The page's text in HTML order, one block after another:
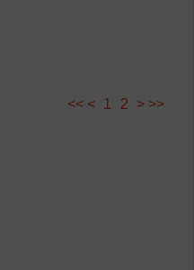
<< < 1 2 > >>